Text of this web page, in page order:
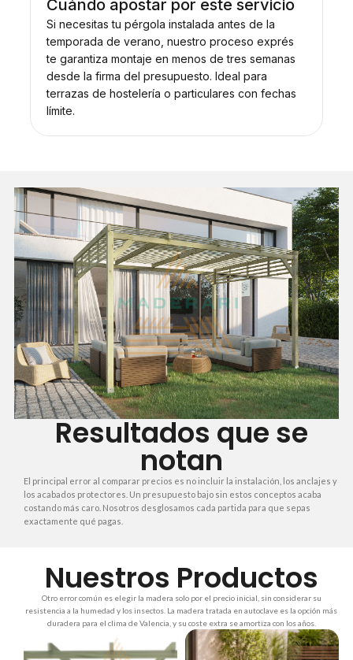
Cuándo apostar por este servicio
Si necesitas tu pérgola instalada antes de la
temporada de verano, nuestro proceso exprés
te garantiza montaje en menos de tres semanas
desde la firma del presupuesto. Ideal para
terrazas de hostelería o particulares con fechas
límite.
Resultados que se
notan
El principal error al comparar precios es no incluir la instalación, los anclajes y
los acabados protectores. Un presupuesto bajo sin estos conceptos acaba
costando más caro. Nosotros desglosamos cada partida para que sepas
exactamente qué pagas.
Nuestros Productos
Otro error común es elegir la madera solo por el precio inicial, sin considerar su
resistencia a la humedad y los insectos. La madera tratada en autoclave es la opción más
duradera para el clima de Valencia, y su coste extra se amortiza con los años.